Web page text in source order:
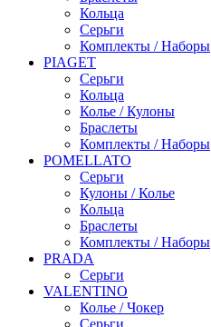
Кольца
Серьги
Комплекты / Наборы
PIAGET
Серьги
Кольца
Колье / Кулоны
Браслеты
Комплекты / Наборы
POMELLATO
Серьги
Кулоны / Колье
Кольца
Браслеты
Комплекты / Наборы
PRADA
Серьги
VALENTINO
Колье / Чокер
Серьги